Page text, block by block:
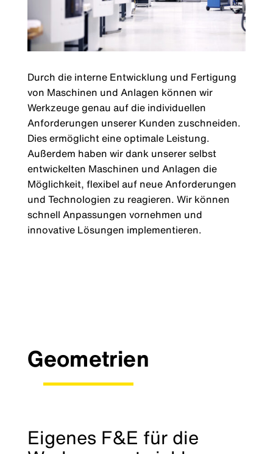
Durch die interne Entwicklung und Fertigung
von Maschinen und Anlagen können wir
Werkzeuge genau auf die individuellen
Anforderungen unserer Kunden zuschneiden.
Dies ermöglicht eine optimale Leistung.
Außerdem haben wir dank unserer selbst
entwickelten Maschinen und Anlagen die
Möglichkeit, flexibel auf neue Anforderungen
und Technologien zu reagieren. Wir können
schnell Anpassungen vornehmen und
innovative Lösungen implementieren.
Geometrien
Eigenes F&E für die